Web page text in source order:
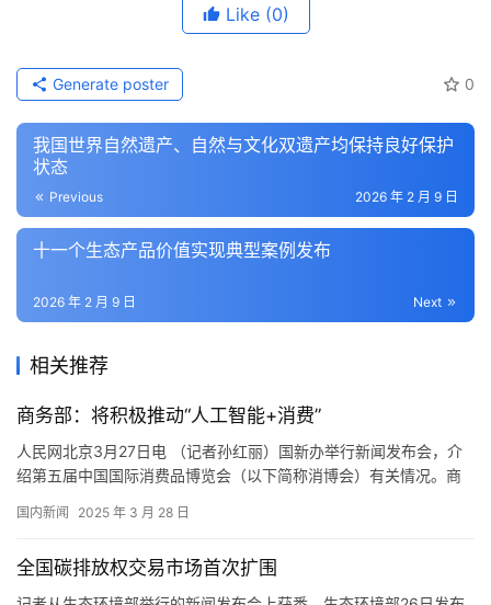
Like (0)
0
Generate poster
我国世界自然遗产、自然与文化双遗产均保持良好保护
状态
Previous 2026 年 2 月 9 日
十一个生态产品价值实现典型案例发布
Next
2026 年 2 月 9 日
相关推荐
商务部：将积极推动“人工智能+消费”
人民网北京3月27日电 （记者孙红丽）国新办举行新闻发布会，介
绍第五届中国国际消费品博览会（以下简称消博会）有关情况。商
地方、各相关部门深入推进消费品以旧换新，7000多万台（件）绿
动了大宗耐用消费品向绿色化、智能化升级。”李刚介绍，今…
国内新闻 2025 年 3 月 28 日
全国碳排放权交易市场首次扩围